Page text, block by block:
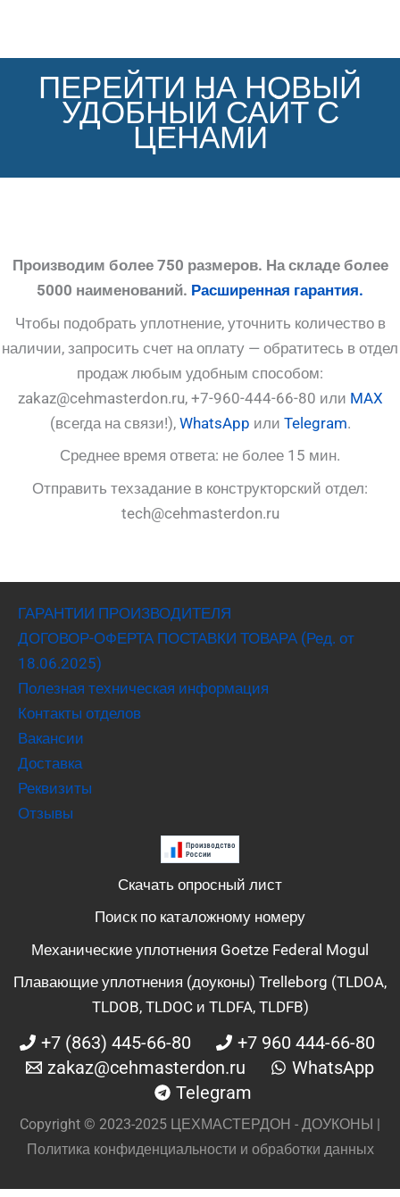
ПЕРЕЙТИ НА НОВЫЙ
УДОБНЫЙ САЙТ С
ЦЕНАМИ
Производим более 750 размеров. На складе более
5000 наименований. Расширенная гарантия.
Чтобы подобрать уплотнение, уточнить количество в
наличии, запросить счет на оплату — обратитесь в отдел
продаж любым удобным способом:
zakaz@cehmasterdon.ru, +7-960-444-66-80 или MAX
(всегда на связи!), WhatsApp или Telegram.
Среднее время ответа: не более 15 мин.
Отправить техзадание в конструкторский отдел:
tech@cehmasterdon.ru
ГАРАНТИИ ПРОИЗВОДИТЕЛЯ
ДОГОВОР-ОФЕРТА ПОСТАВКИ ТОВАРА (Ред. от
18.06.2025)
Полезная техническая информация
Контакты отделов
Вакансии
Доставка
Реквизиты
Отзывы
Скачать опросный лист
Поиск по каталожному номеру
Механические уплотнения Goetze Federal Mogul
Плавающие уплотнения (доуконы) Trelleborg (TLDOA,
TLDOB, TLDOC и TLDFA, TLDFB)
+7 (863) 445-66-80
+7 960 444-66-80
zakaz@cehmasterdon.ru
WhatsApp
Telegram
Copyright © 2023-2025 ЦЕХМАСТЕРДОН - ДОУКОНЫ |
Политика конфиденциальности и обработки данных